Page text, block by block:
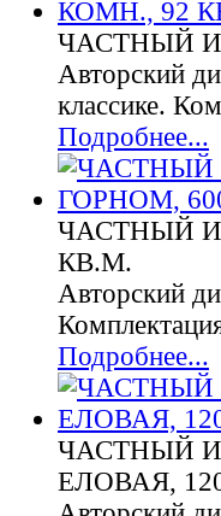
ЧАСТНЫЙ
Авторский
классике.
Подробнее...
ЧАСТНЫЙ
КВ.М.
Авторский
Подробнее...
ЧАСТНЫЙ
ЕЛОВАЯ,